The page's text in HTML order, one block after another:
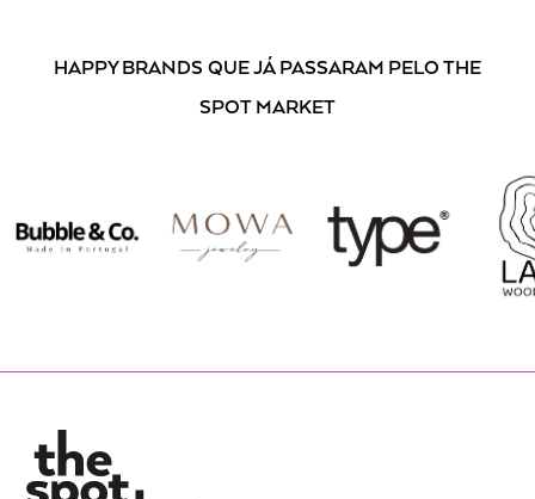
HAPPY BRANDS QUE JÁ PASSARAM PELO THE
SPOT MARKET